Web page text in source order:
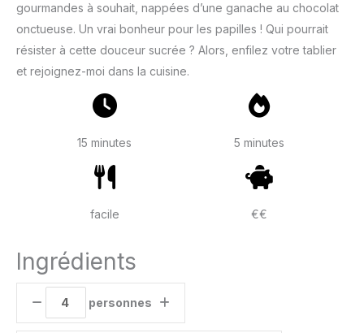
gourmandes à souhait, nappées d’une ganache au chocolat
onctueuse. Un vrai bonheur pour les papilles ! Qui pourrait
résister à cette douceur sucrée ? Alors, enfilez votre tablier
et rejoignez-moi dans la cuisine.
15 minutes 5 minutes
facile €€
Ingrédients
personnes